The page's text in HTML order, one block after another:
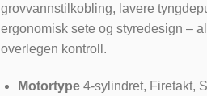
grovvannstilkobling, lavere
ergonomisk sete og styredesign –
overlegen kontroll.
Motortype4-sylindret, Firetakt,